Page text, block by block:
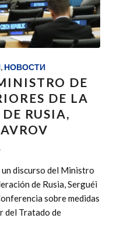
, НОВОСТИ
DE
DE LA
RUSIA,
discurso del Ministro
de Rusia, Serguéi
sobre medidas
del Tratado de